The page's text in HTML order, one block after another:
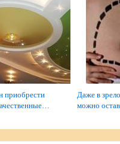
приобрести
Даже в
можно